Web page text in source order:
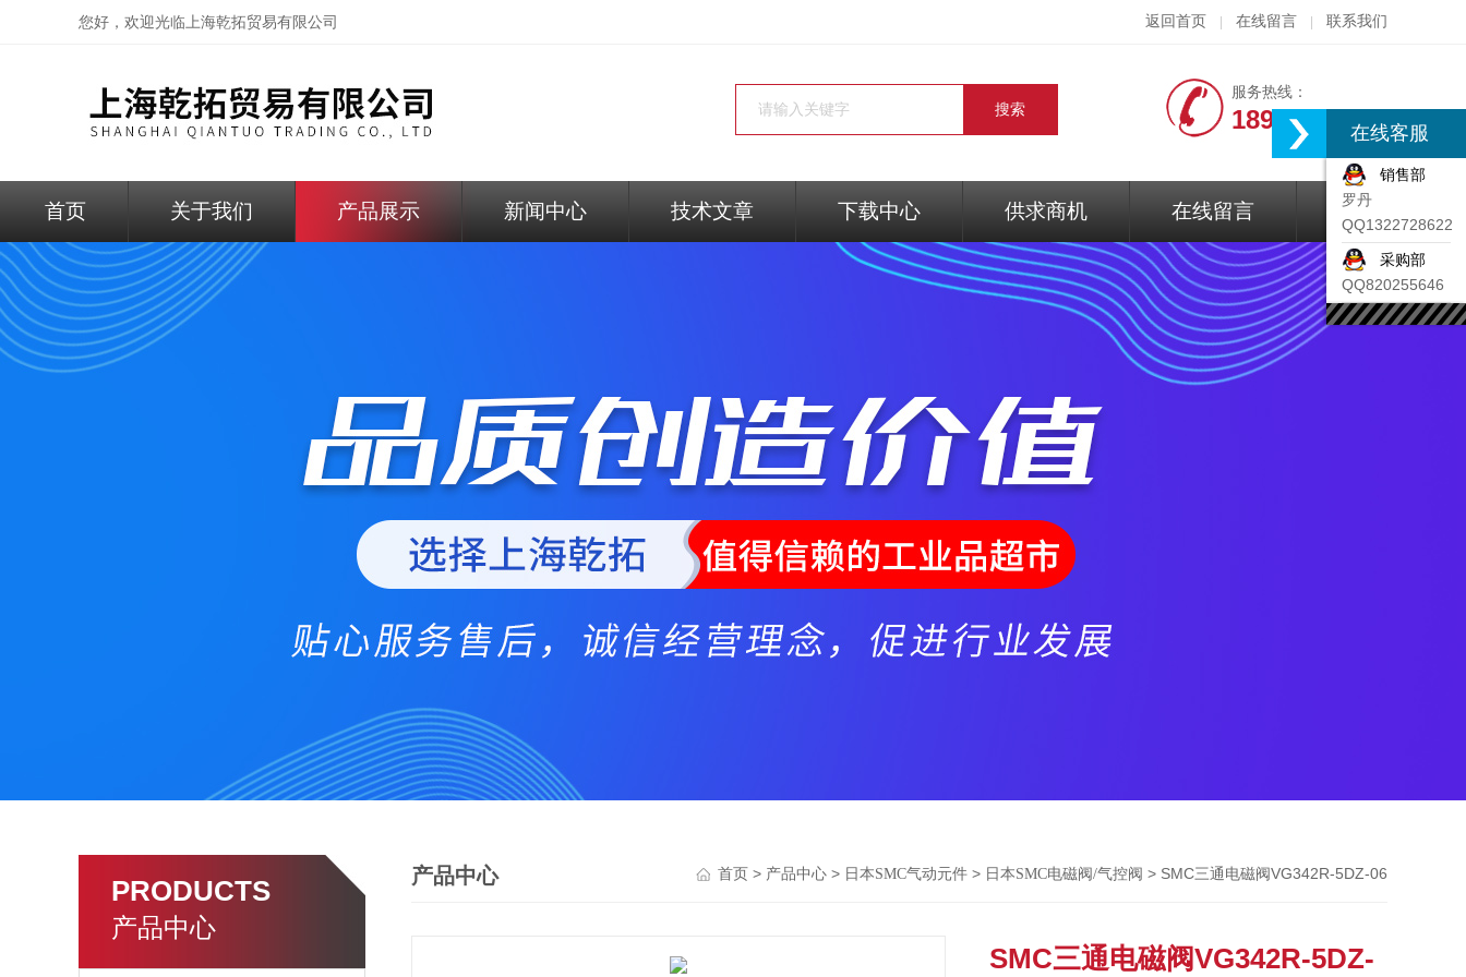
您好，欢迎光临上海乾拓贸易有限公司 返回首页 在线留言 联系我们
服务热线：
18917074297
首页 关于我们 产品展示 新闻中心 技术文章 下载中心 供求商机 在线留言 联系我们
PRODUCTS
产品中心
产品中心 首页 > 产品中心 > 日本SMC气动元件 > 日本SMC电磁阀/气控阀 > SMC三通电磁阀VG342R-5DZ-06
SMC三通电磁阀VG342R-5DZ-
在线客服
销售部
罗丹
QQ1322728622
采购部
QQ820255646